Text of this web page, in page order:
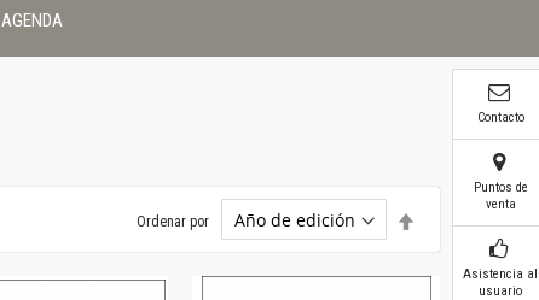
AGENDA
Ordenar por
descendente
Contacto
Puntos de
venta
Asistencia al
usuario